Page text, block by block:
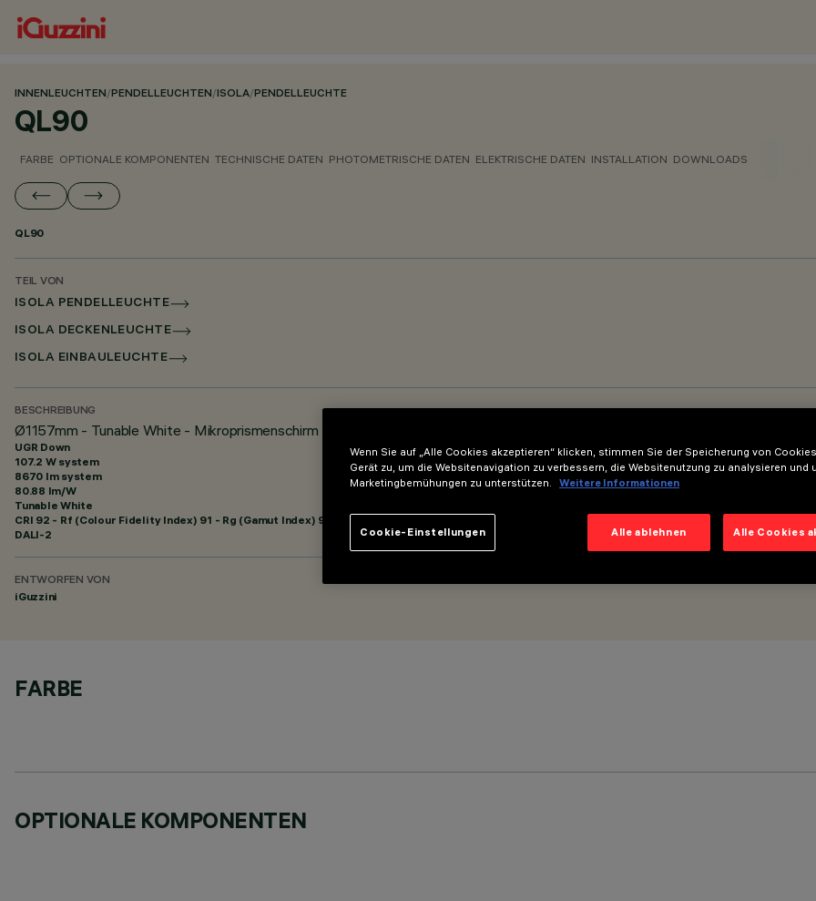
INNENLEUCHTEN/PENDELLEUCHTEN/ISOLA/PENDELLEUCHTE
QL90
FARBE OPTIONALE KOMPONENTEN TECHNISCHE DATEN PHOTOMETRISCHE DATEN ELEKTRISCHE DATEN INSTALLATION DOWNLOADS
QL90
TEIL VON
ISOLA PENDELLEUCHTE
ISOLA DECKENLEUCHTE
ISOLA EINBAULEUCHTE
BESCHREIBUNG
Ø1157mm - Tunable White - Mikroprismenschirm - DALI
UGR Down
107.2 W system
8670 lm system
80.88 lm/W
Tunable White
CRI 92 - Rf (Colour Fidelity Index) 91 - Rg (Gamut Index) 99
DALI-2
ENTWORFEN VON
iGuzzini
FARBE
OPTIONALE KOMPONENTEN
Wenn Sie auf „Alle Cookies akzeptieren“ klicken, stimmen Sie der Speicherung von
Gerät zu, um die Websitenavigation zu verbessern, die Websitenutzung zu analysieren und
Marketingbemühungen zu unterstützen.
Weitere Informationen
Alle ablehnen Alle Cookies
Cookie-Einstellungen